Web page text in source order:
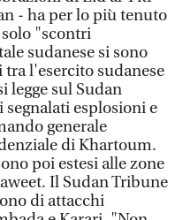
- ha per lo più tenuto
"scontri
sudanese si sono
l'esercito sudanese
legge sul Sudan
esplosioni e
generale
di Khartoum.
poi estesi alle zone
Il Sudan Tribune
di attacchi